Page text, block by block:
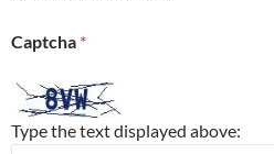
Captcha *
Type the text displayed above: